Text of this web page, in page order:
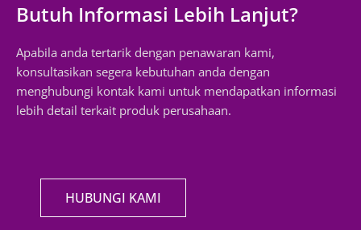
Butuh Informasi Lebih Lanjut?
Apabila anda tertarik dengan penawaran kami,
konsultasikan segera kebutuhan anda dengan
menghubungi kontak kami untuk mendapatkan informasi
lebih detail terkait produk perusahaan.
HUBUNGI KAMI